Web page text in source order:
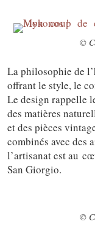
©
La philosophie de
offrant le style, le
Le design rappelle
des matières
et des pièces
combinés avec des
l’artisanat est au
San Giorgio.
©